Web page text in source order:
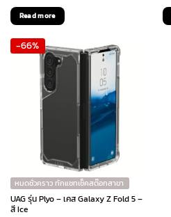
price
was:
2,990 ฿.1,196 ฿.
Read more
-66%
หมดชั่วคราว ทักแชทเช็คสต๊อกสาขา
UAG รุ่น Plyo – เคส Galaxy Z Fold 5 –
สี Ice